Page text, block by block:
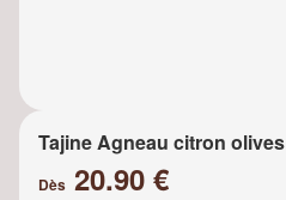
Tajine Agneau citron olives
Dès 20.90 €